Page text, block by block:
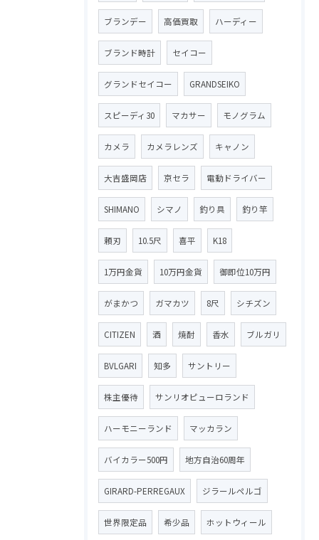
ブランデー 高価買取 ハーディー
ブランド時計 セイコー
グランドセイコー GRANDSEIKO
スピーディ30 マカサー モノグラム
カメラ カメラレンズ キャノン
大吉盛岡店 京セラ 電動ドライバー
SHIMANO シマノ 釣り具 釣り竿
頼刃 10.5尺 喜平 K18
1万円金貨 10万円金貨 御即位10万円
がまかつ ガマカツ 8尺 シチズン
CITIZEN 酒 焼酎 香水 ブルガリ
BVLGARI 知多 サントリー
株主優待 サンリオピューロランド
ハーモニーランド マッカラン
バイカラー500円 地方自治60周年
GIRARD-PERREGAUX ジラールペルゴ
世界限定品 希少品 ホットウィール